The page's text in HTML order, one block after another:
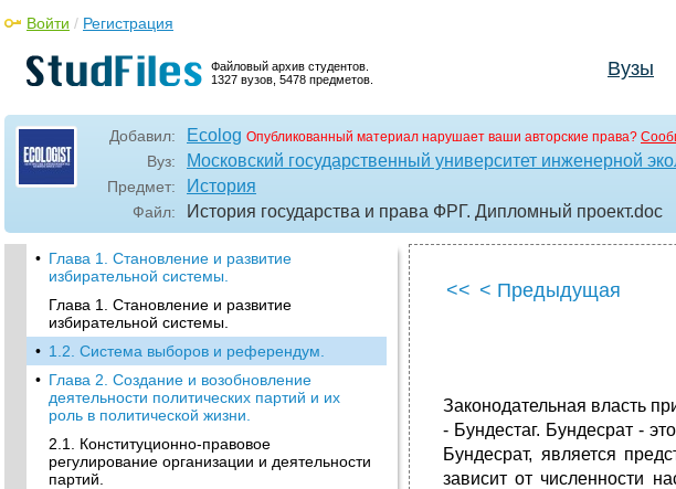
Файловый архив студентов.
1327 вузов, 5478 предметов.
Войти / Регистрация
Вузы
Добавил: Ecolog Опубликованный материал нарушает ваши авторские права?
Вуз: Московский государственный университет инженерной
Предмет: История
Файл: История государства и права ФРГ. Дипломный проект.doc
• Глава 1. Становление и развитие
избирательной системы.
Глава 1. Становление и развитие
избирательной системы.
• 1.2. Система выборов и референдум.
• Глава 2. Создание и возобновление
деятельности политических партий и их
роль в политической жизни.
2.1. Конституционно-правовое
регулирование организации и деятельности
партий.
<< < Предыдущая
Законодательная власть
- Бундестаг. Бундесрат -
Бундесрат, является
зависит от численности